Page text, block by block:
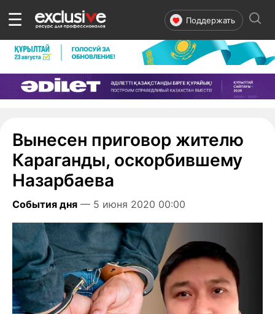
☰ Поддержать
Вынесен приговор жителю
Караганды, оскорбившему
Назарбаева
События дня — 5 июня 2020 00:00